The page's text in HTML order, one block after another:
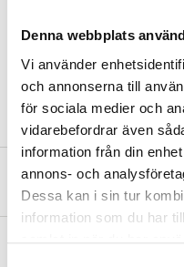
Denna webbplats
Vi använder
och annonserna till
för sociala medier och
vidarebefordrar även
information från din
annons- och
Dessa kan i sin tur
information som du har
Material
About the